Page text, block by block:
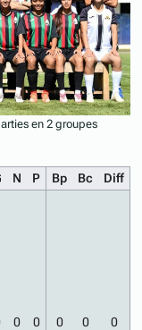
en 2 groupes
N P Bp Bc Diff
0 0 0 0 0